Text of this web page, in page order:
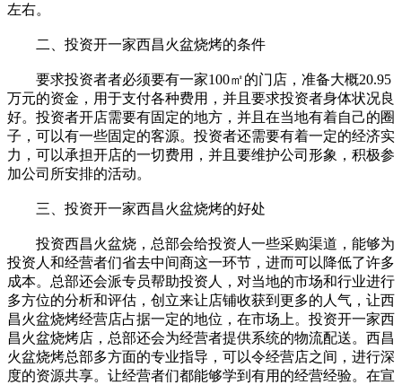
左右。
二、投资开一家西昌火盆烧烤的条件
要求投资者者必须要有一家100㎡的门店，准备大概20.95
万元的资金，用于支付各种费用，并且要求投资者身体状况良
好。投资者开店需要有固定的地方，并且在当地有着自己的圈
子，可以有一些固定的客源。投资者还需要有着一定的经济实
力，可以承担开店的一切费用，并且要维护公司形象，积极参
加公司所安排的活动。
三、投资开一家西昌火盆烧烤的好处
投资西昌火盆烧，总部会给投资人一些采购渠道，能够为
投资人和经营者们省去中间商这一环节，进而可以降低了许多
成本。总部还会派专员帮助投资人，对当地的市场和行业进行
多方位的分析和评估，创立来让店铺收获到更多的人气，让西
昌火盆烧烤经营店占据一定的地位，在市场上。投资开一家西
昌火盆烧烤店，总部还会为经营者提供系统的物流配送。西昌
火盆烧烤总部多方面的专业指导，可以令经营店之间，进行深
度的资源共享。让经营者们都能够学到有用的经营经验。在宣